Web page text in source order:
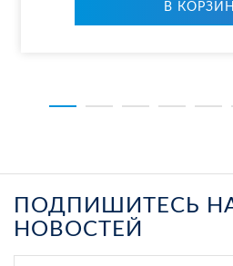
В
ПОДПИШИТЕСЬ
НОВОСТЕЙ